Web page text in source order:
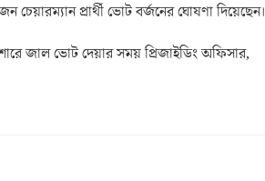
প্রার্থী ভোট বর্জনের ঘোষণা দিয়েছেন।
জাল ভোট দেয়ার সময় প্রিজাইডিং অফিসার,